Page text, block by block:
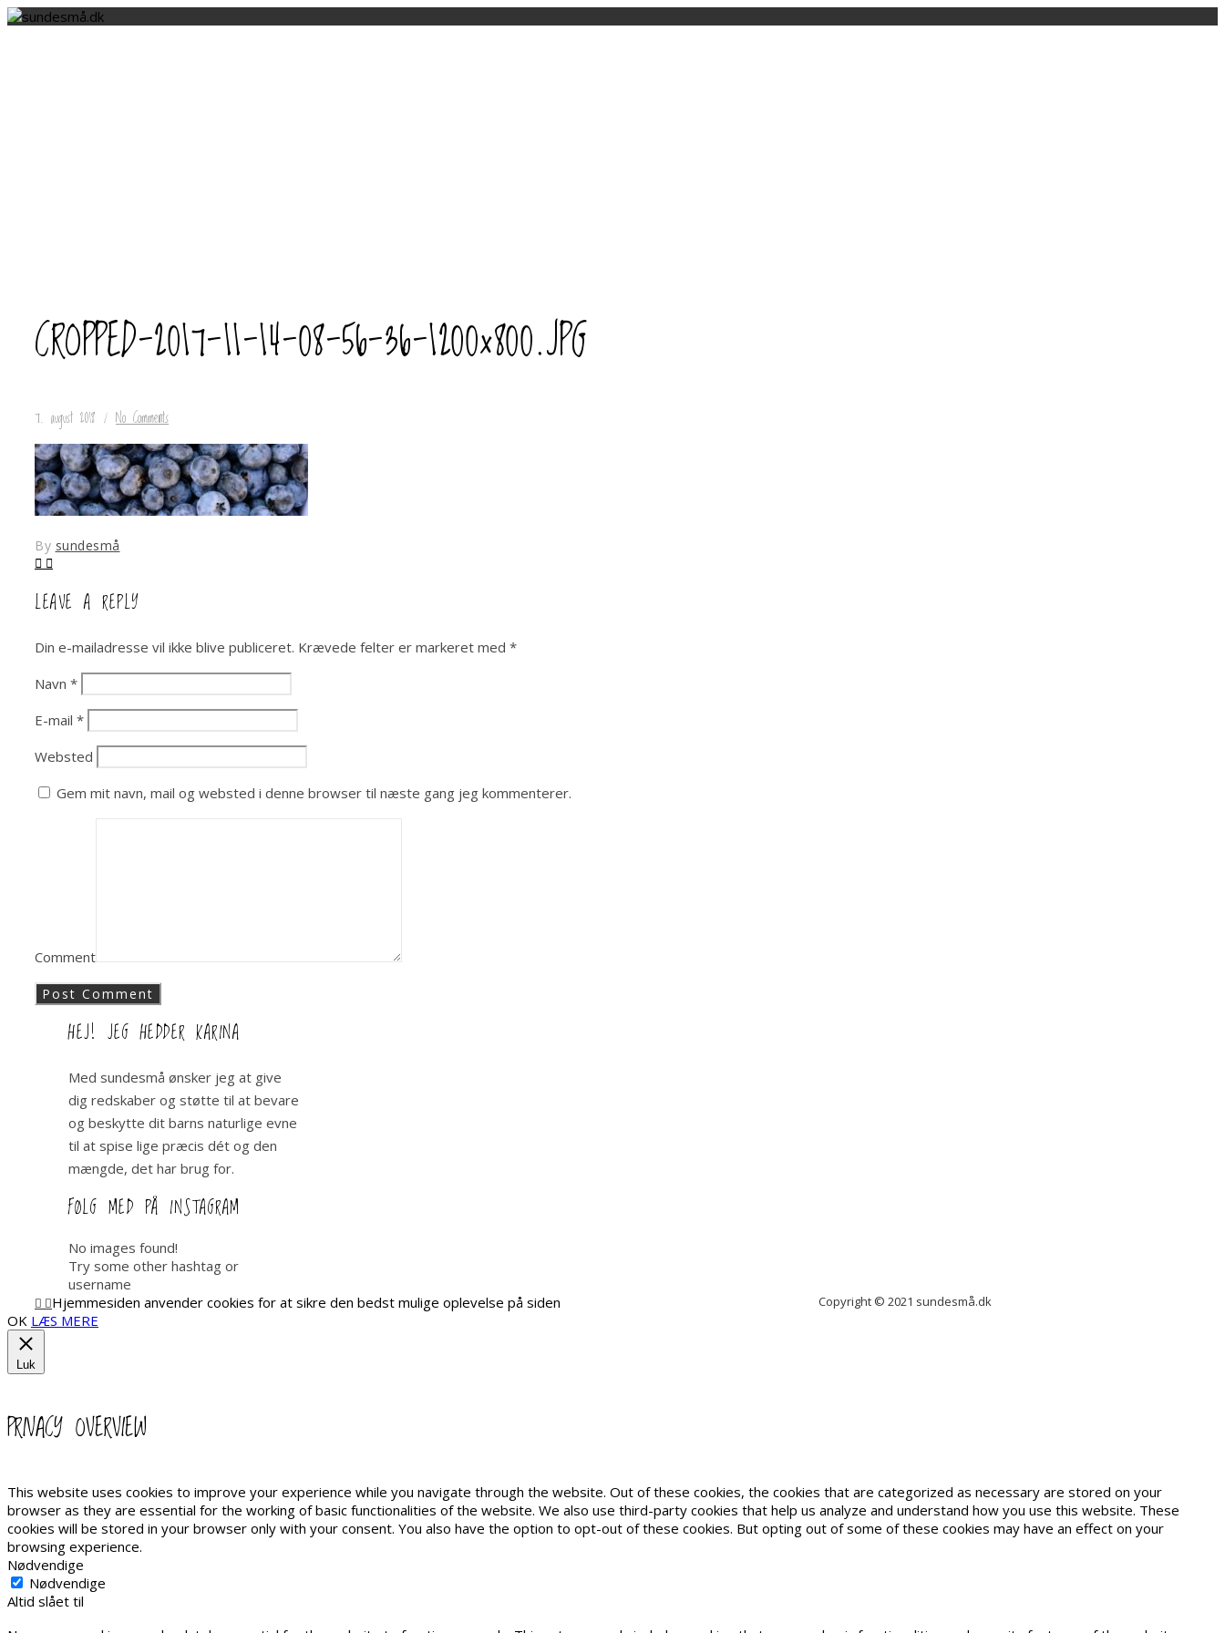
CROPPED-2017-11-14-08-56-36-1200×800.JPG
7. august 2018 / No Comments
By sundesmå
LEAVE A REPLY
Din e-mailadresse vil ikke blive publiceret. Krævede felter er markeret med *
Navn *
E-mail *
Websted
Gem mit navn, mail og websted i denne browser til næste gang jeg kommenterer.
Comment
HEJ! JEG HEDDER KARINA
Med sundesmå ønsker jeg at give
dig redskaber og støtte til at bevare
og beskytte dit barns naturlige evne
til at spise lige præcis dét og den
mængde, det har brug for.
FØLG MED PÅ INSTAGRAM
No images found!
Try some other hashtag or
username
Copyright © 2021 sundesmå.dk
Hjemmesiden anvender cookies for at sikre den bedst mulige oplevelse på siden
OK LÆS MERE
Luk
PRIVACY OVERVIEW
This website uses cookies to improve your experience while you navigate through the website. Out of these cookies, the cookies that are categorized as necessary are stored on your
browser as they are essential for the working of basic functionalities of the website. We also use third-party cookies that help us analyze and understand how you use this website. These
cookies will be stored in your browser only with your consent. You also have the option to opt-out of these cookies. But opting out of some of these cookies may have an effect on your
browsing experience.
Nødvendige
Nødvendige
Altid slået til